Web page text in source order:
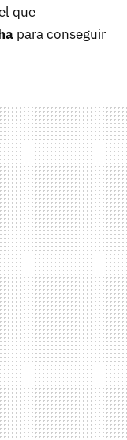
que
para conseguir